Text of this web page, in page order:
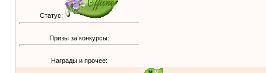
Статус:
Призы за конкурсы:
Награды и прочее: